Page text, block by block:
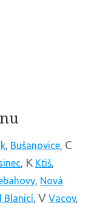
, Bušanovice, C
, K Ktiš,
, Nová
Blanicí, V Vacov,